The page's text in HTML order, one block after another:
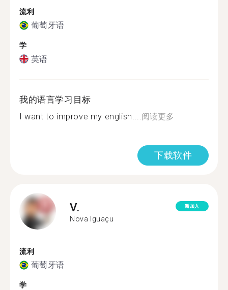
流利
葡萄牙语
学
英语
我的语言学习目标
I want to improve my english.... 阅读更多
下载软件
V.
Nova Iguaçu
新加入
流利
葡萄牙语
学